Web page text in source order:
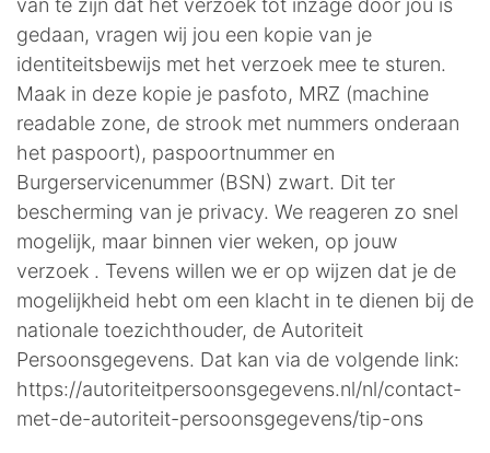
van te zijn dat het verzoek tot inzage door jou is
gedaan, vragen wij jou een kopie van je
identiteitsbewijs met het verzoek mee te sturen.
Maak in deze kopie je pasfoto, MRZ (machine
readable zone, de strook met nummers onderaan
het paspoort), paspoortnummer en
Burgerservicenummer (BSN) zwart. Dit ter
bescherming van je privacy. We reageren zo snel
mogelijk, maar binnen vier weken, op jouw
verzoek . Tevens willen we er op wijzen dat je de
mogelijkheid hebt om een klacht in te dienen bij de
nationale toezichthouder, de Autoriteit
Persoonsgegevens. Dat kan via de volgende link:
https://autoriteitpersoonsgegevens.nl/nl/contact-
met-de-autoriteit-persoonsgegevens/tip-ons